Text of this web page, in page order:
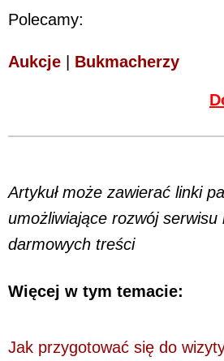
Polecamy:
Aukcje | Bukmacherzy
Artykuł może zawierać linki
umożliwiające rozwój serwisu
darmowych treści
Więcej w tym temacie:
Jak przygotować się do